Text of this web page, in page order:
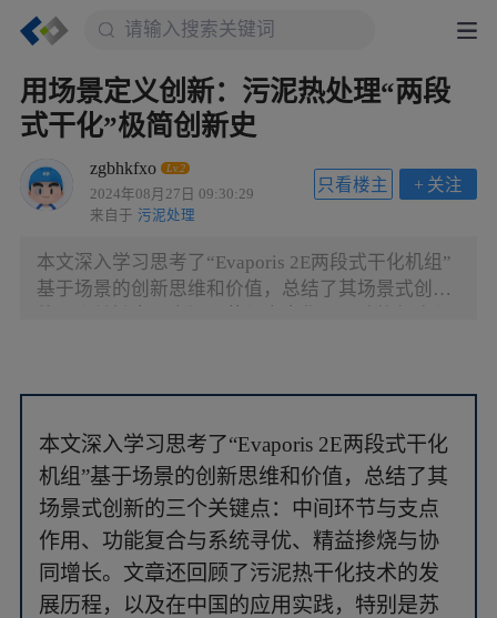
用场景定义创新：污泥热处理“两段
式干化”极简创新史
zgbhkfxo Lv.2
2024年08月27日 09:30:29
来自于 污泥处理
+ 关注
只看楼主
本文深入学习思考了“Evaporis 2E两段式干化机组”
基于场景的创新思维和价值，总结了其场景式创新
践，特别是苏州工业园区“三厂共享、协同增长”的
境、社会与商业的系统性增效增益。
本文深入学习思考了“Evaporis 2E两段式干化
机组”基于场景的创新思维和价值，总结了其
场景式创新的三个关键点：中间环节与支点
作用、功能复合与系统寻优、精益掺烧与协
同增长。文章还回顾了污泥热干化技术的发
展历程，以及在中国的应用实践，特别是苏